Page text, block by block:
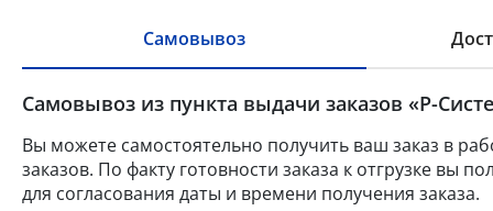
Самовывоз
Самовывоз из пункта выдачи заказов «Р-
Вы можете самостоятельно получить ваш заказ в
заказов. По факту готовности заказа к отгрузке вы
для согласования даты и времени получения заказа.